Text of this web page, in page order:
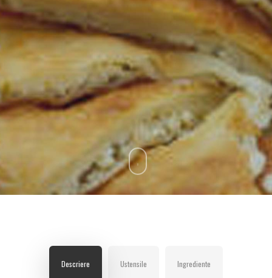
Descriere Ustensile Ingrediente